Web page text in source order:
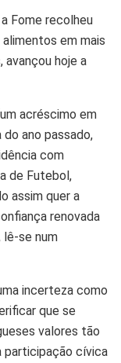
Fome recolheu
em mais
hoje a
acréscimo em
ano passado,
com
de Futebol,
assim quer a
renovada
lê-se num
incerteza como
que se
valores tão
participação cívica